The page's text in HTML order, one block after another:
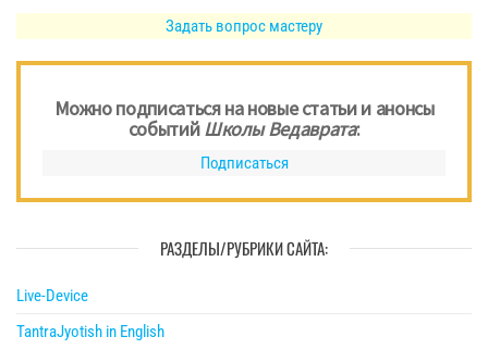
Задать вопрос мастеру
Можно подписаться на новые статьи и анонсы
событийШколы Ведаврата:
Подписаться
РАЗДЕЛЫ/РУБРИКИ САЙТА:
Live-Device
TantraJyotish in English